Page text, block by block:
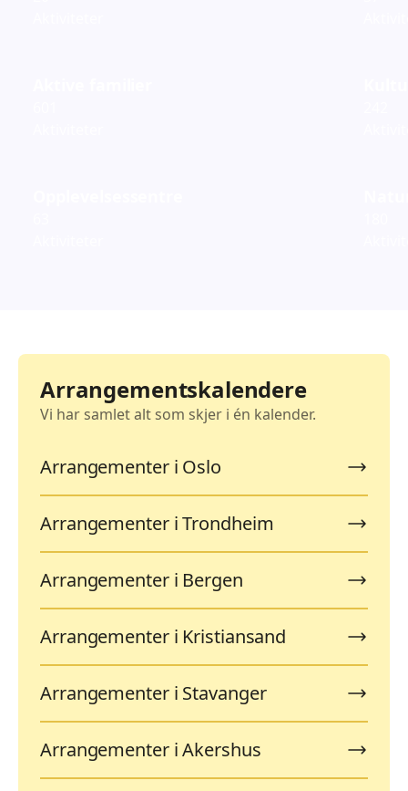
Arrangementskalendere
Vi har samlet alt som skjer i én kalender.
Arrangementer i Oslo
Arrangementer i Trondheim
Arrangementer i Bergen
Arrangementer i Kristiansand
Arrangementer i Stavanger
Arrangementer i Akershus